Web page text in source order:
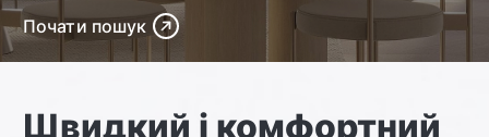
Почати пошук
Швидкий і комфортний